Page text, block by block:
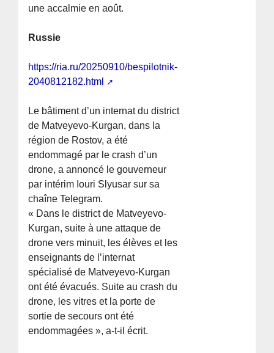
une accalmie en août.
Russie
https://ria.ru/20250910/bespilotnik-
2040812182.html
Le bâtiment d’un internat du district
de Matveyevo-Kurgan, dans la
région de Rostov, a été
endommagé par le crash d’un
drone, a annoncé le gouverneur
par intérim Iouri Slyusar sur sa
chaîne Telegram.
« Dans le district de Matveyevo-
Kurgan, suite à une attaque de
drone vers minuit, les élèves et les
enseignants de l’internat
spécialisé de Matveyevo-Kurgan
ont été évacués. Suite au crash du
drone, les vitres et la porte de
sortie de secours ont été
endommagées », a-t-il écrit.